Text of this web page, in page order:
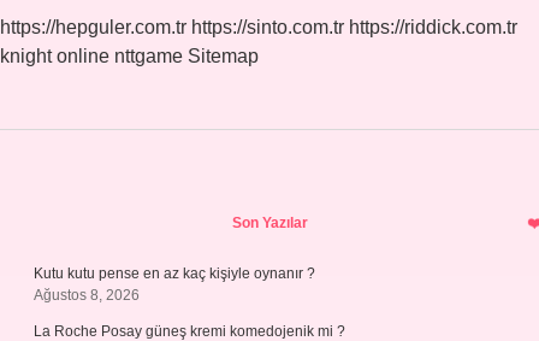
https://hepguler.com.tr https://sinto.com.tr https://riddick.com.tr
knight online nttgame Sitemap
Son Yazılar
Kutu kutu pense en az kaç kişiyle oynanır ?
Ağustos 8, 2026
La Roche Posay güneş kremi komedojenik mi ?